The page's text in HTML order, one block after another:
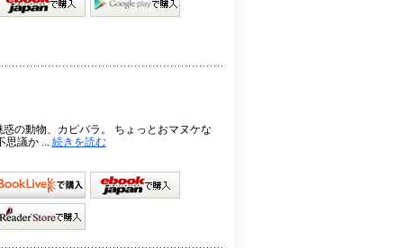
の動物、カピバラ。 ちょっとおマヌケな
思議か ... 続きを読む